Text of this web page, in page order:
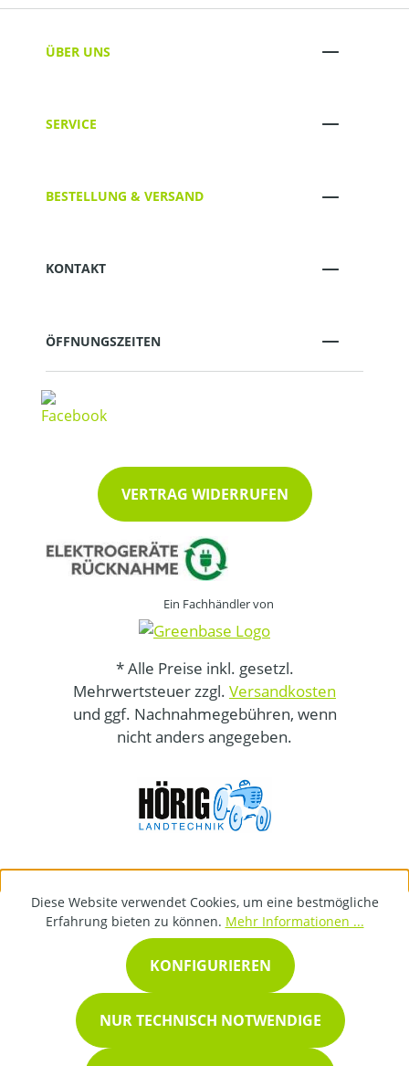
ÜBER UNS
SERVICE
BESTELLUNG & VERSAND
KONTAKT
ÖFFNUNGSZEITEN
VERTRAG WIDERRUFEN
Ein Fachhändler von
* Alle Preise inkl. gesetzl.
Mehrwertsteuer zzgl. Versandkosten
und ggf. Nachnahmegebühren, wenn
nicht anders angegeben.
Diese Website verwendet Cookies, um eine bestmögliche
Erfahrung bieten zu können. Mehr Informationen ...
NUR TECHNISCH NOTWENDIGE
KONFIGURIEREN